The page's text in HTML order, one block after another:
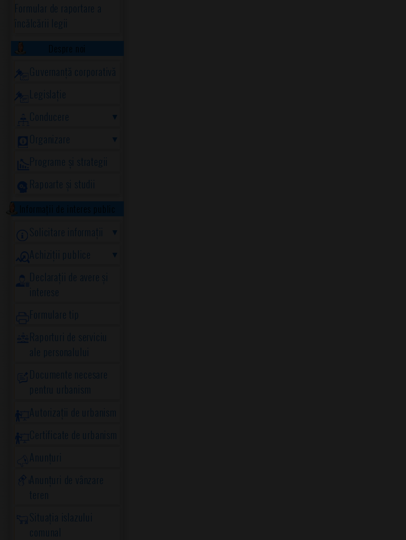
Formular de raportare a
încălcării legii
Despre noi
Guvernanță corporativă
Legislație
Conducere
Organizare
Programe și strategii
Rapoarte și studii
Informații de interes public
Solicitare informații
Achiziții publice
Declarații de avere și
interese
Formulare tip
Raporturi de serviciu
ale personalului
Documente necesare
pentru urbanism
Autorizații de urbanism
Certificate de urbanism
Anunțuri
Anunțuri de vânzare
teren
Situația islazului
comunal